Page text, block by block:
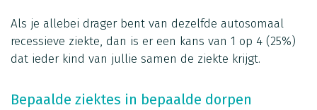
Als je allebei drager bent van dezelfde autosomaal
recessieve ziekte, dan is er een kans van 1 op 4 (25%)
dat ieder kind van jullie samen de ziekte krijgt.
Bepaalde ziektes in bepaalde dorpen